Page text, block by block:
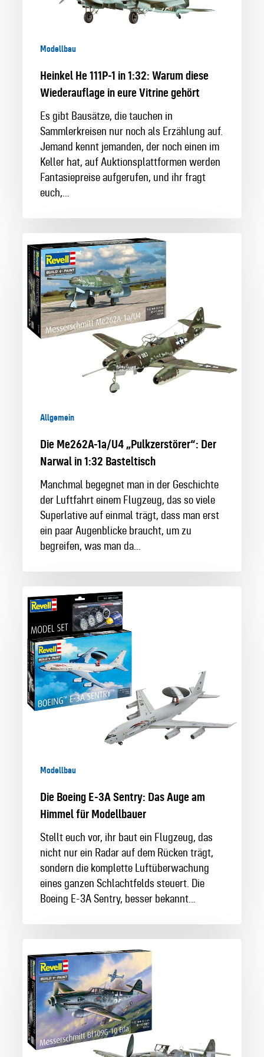
gehörtModellbau
Heinkel He 111P-1 in 1:32: Warum diese
Wiederauflage in eure Vitrine gehört
Es gibt Bausätze, die tauchen in
Sammlerkreisen nur noch als Erzählung auf.
Jemand kennt jemanden, der noch einen im
Keller hat, auf Auktionsplattformen werden
Fantasiepreise aufgerufen, und ihr fragt
euch,…
Me262A-
1a/U4
„Pulkzerstörer“:
Der
Narwal
in
Allgemein
Die Me262A-1a/U4 „Pulkzerstörer“: Der
Narwal in 1:32 Basteltisch
Manchmal begegnet man in der Geschichte
der Luftfahrt einem Flugzeug, das so viele
Superlative auf einmal trägt, dass man erst
ein paar Augenblicke braucht, um zu
begreifen, was man da…
Die
Boeing
E-
3A
Sentry:
Das
Auge
am
Himmel
Modellbau
Die Boeing E-3A Sentry: Das Auge am
Himmel für Modellbauer
Stellt euch vor, ihr baut ein Flugzeug, das
nicht nur ein Radar auf dem Rücken trägt,
sondern die komplette Luftüberwachung
eines ganzen Schlachtfelds steuert. Die
Boeing E-3A Sentry, besser bekannt…
Messerschmitt
Bf109G‑10
„Erla“
der
späte
Gustav